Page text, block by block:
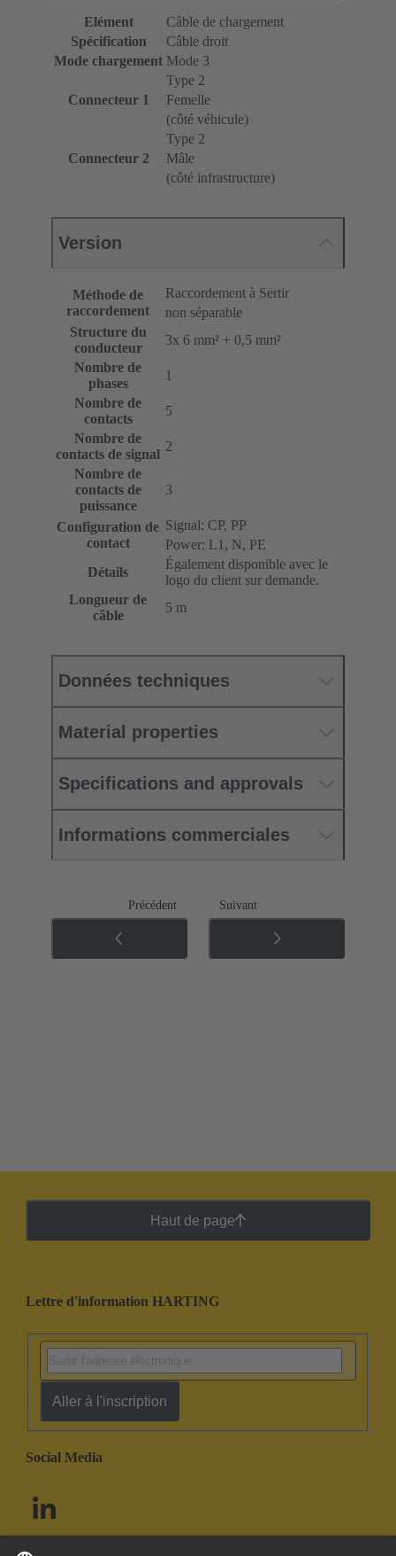
Elément
Câble de chargement
Spécification
Câble droit
Mode chargement Mode 3
Connecteur 1
Type 2
Femelle
(côté véhicule)
Connecteur 2
Type 2
Mâle
(côté infrastructure)
Version
Méthode de
raccordement
Raccordement à Sertir
non séparable
Structure du
conducteur
3x 6 mm² + 0,5 mm²
Nombre de
phases
1
Nombre de
contacts
5
Nombre de
contacts de signal
2
Nombre de
contacts de
puissance
3
Configuration de
contact
Signal: CP, PP
Power: L1, N, PE
Détails
Également disponible avec le
logo du client sur demande.
Longueur de
câble
5 m
Données techniques
Material properties
Specifications and approvals
Informations commerciales
Précédent Suivant
Haut de page
Lettre d'information HARTING
Aller à l'inscription
Social Media